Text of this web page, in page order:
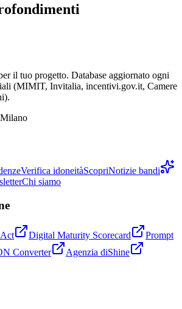
il tuo progetto. Database aggiornato ogni
(MIMIT, Invitalia, incentivi.gov.it, Camere
Milano
Verifica idoneitàScopriNotizie bandi
Chi siamo
Digital Maturity Scorecard
Prompt
Converter
Agenzia diShine